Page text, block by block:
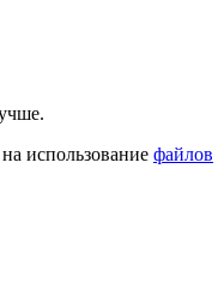
использование файлов